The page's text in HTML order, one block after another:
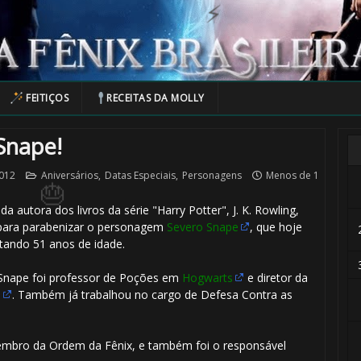
FEITIÇOS RECEITAS DA MOLLY
Aniversários, Datas Especiais, Personagens Menos de 1
autora dos livros da série "Harry Potter", J. K. Rowling,
parabenizar o personagem Severo Snape
, que hoje
51 anos de idade.
foi professor de Poções em Hogwarts
e diretor da
. Também já trabalhou no cargo de Defesa Contra as
da Ordem da Fênix, e também foi o responsável
🎂